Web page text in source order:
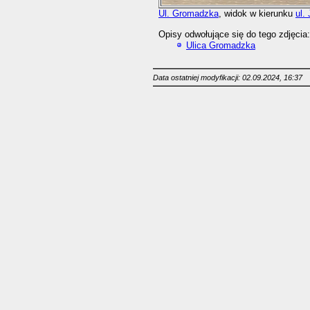
Ul. Gromadzka, widok w kierunku ul.
Opisy odwołujące się do tego zdjęcia:
Ulica Gromadzka
Data ostatniej modyfikacji: 02.09.2024, 16:37